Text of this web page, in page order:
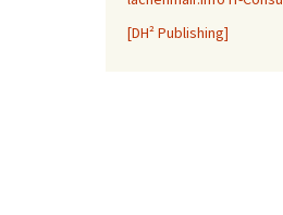
[DH² Publishing]